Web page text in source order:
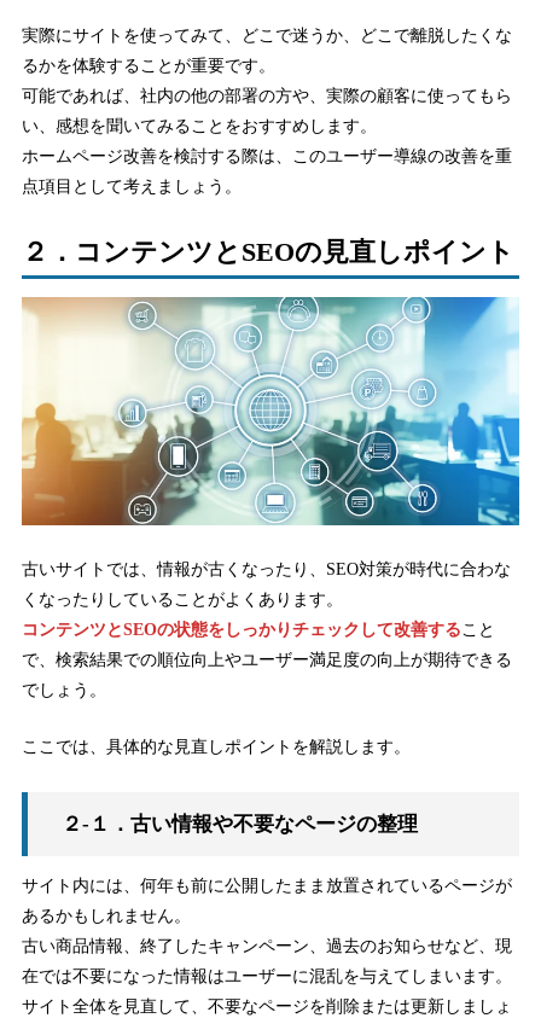
実際にサイトを使ってみて、どこで迷うか、どこで離脱したくな
るかを体験することが重要です。
可能であれば、社内の他の部署の方や、実際の顧客に使ってもら
い、感想を聞いてみることをおすすめします。
ホームページ改善を検討する際は、このユーザー導線の改善を重
点項目として考えましょう。
２．コンテンツとSEOの見直しポイント
古いサイトでは、情報が古くなったり、SEO対策が時代に合わな
くなったりしていることがよくあります。
コンテンツとSEOの状態をしっかりチェックして改善すること
で、検索結果での順位向上やユーザー満足度の向上が期待できる
でしょう。
ここでは、具体的な見直しポイントを解説します。
２-１．古い情報や不要なページの整理
サイト内には、何年も前に公開したまま放置されているページが
あるかもしれません。
古い商品情報、終了したキャンペーン、過去のお知らせなど、現
在では不要になった情報はユーザーに混乱を与えてしまいます。
サイト全体を見直して、不要なページを削除または更新しましょ